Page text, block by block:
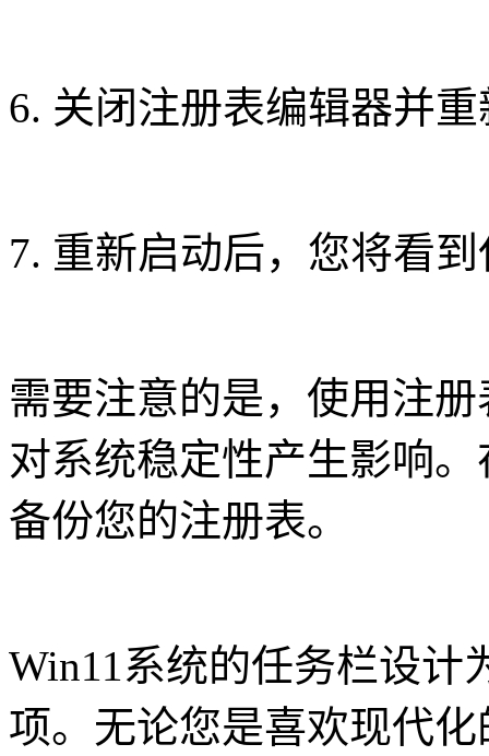
6. 关闭注册表编辑器并
7. 重新启动后，您将看
需要注意的是，使用注
对系统稳定性产生影响
备份您的注册表。
Win11系统的任务栏设计
项。无论您是喜欢现代